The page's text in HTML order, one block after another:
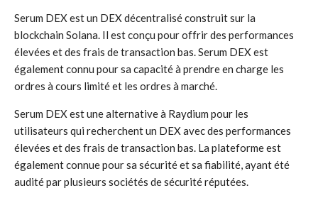
Serum DEX est un DEX décentralisé construit sur la
blockchain Solana. Il est conçu pour offrir des performances
élevées et des frais de transaction bas. Serum DEX est
également connu pour sa capacité à prendre en charge les
ordres à cours limité et les ordres à marché.
Serum DEX est une alternative à Raydium pour les
utilisateurs qui recherchent un DEX avec des performances
élevées et des frais de transaction bas. La plateforme est
également connue pour sa sécurité et sa fiabilité, ayant été
audité par plusieurs sociétés de sécurité réputées.